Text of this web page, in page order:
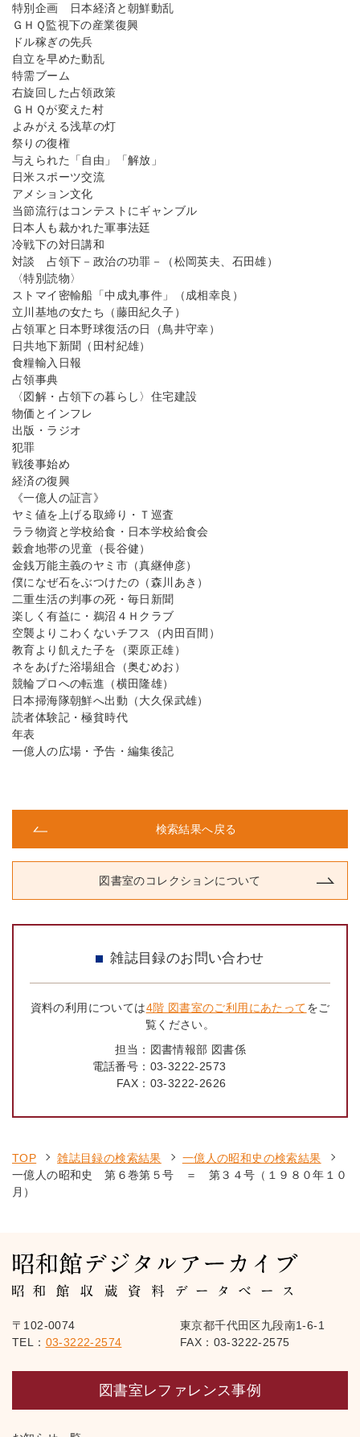
特別企画 日本経済と朝鮮動乱
ＧＨＱ監視下の産業復興
ドル稼ぎの先兵
自立を早めた動乱
特需ブーム
右旋回した占領政策
ＧＨＱが変えた村
よみがえる浅草の灯
祭りの復権
与えられた「自由」「解放」
日米スポーツ交流
アメション文化
当節流行はコンテストにギャンブル
日本人も裁かれた軍事法廷
冷戦下の対日講和
対談 占領下－政治の功罪－（松岡英夫、石田雄）
〈特別読物〉
ストマイ密輸船「中成丸事件」（成相幸良）
立川基地の女たち（藤田紀久子）
占領軍と日本野球復活の日（鳥井守幸）
日共地下新聞（田村紀雄）
食糧輸入日報
占領事典
〈図解・占領下の暮らし〉住宅建設
物価とインフレ
出版・ラジオ
犯罪
戦後事始め
経済の復興
《一億人の証言》
ヤミ値を上げる取締り・Ｔ巡査
ララ物資と学校給食・日本学校給食会
穀倉地帯の児童（長谷健）
金銭万能主義のヤミ市（真継伸彦）
僕になぜ石をぶつけたの（森川あき）
二重生活の判事の死・毎日新聞
楽しく有益に・鵜沼４Ｈクラブ
空襲よりこわくないチフス（内田百間）
教育より飢えた子を（栗原正雄）
ネをあげた浴場組合（奥むめお）
競輪プロへの転進（横田隆雄）
日本掃海隊朝鮮へ出動（大久保武雄）
読者体験記・極貧時代
年表
一億人の広場・予告・編集後記
検索結果へ戻る
図書室のコレクションについて
雑誌目録のお問い合わせ
資料の利用については4階 図書室のご利用にあたってをご
覧ください。
担当： 図書情報部 図書係
電話番号： 03-3222-2573
FAX： 03-3222-2626
TOP 雑誌目録の検索結果
一億人の昭和史の検索結果
一億人の昭和史 第６巻第５号 ＝ 第３４号（１９８０年１０
月）
〒102-0074
東京都千代田区九段南1-6-1
TEL： 03-3222-2574 FAX：03-3222-2575
図書室レファレンス事例